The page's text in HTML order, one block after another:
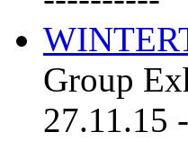
Group
27.11.15 -